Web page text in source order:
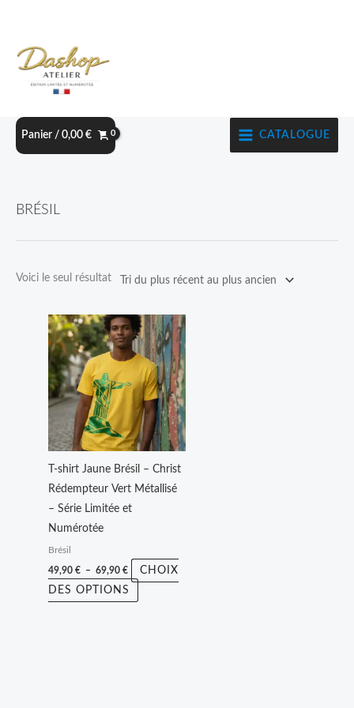
contenu
Panier /0,00€ CATALOGUE
BRÉSIL
Voici le seul résultat
T-shirt Jaune Brésil – Christ
Rédempteur Vert Métallisé
– Série Limitée et
Numérotée
Brésil
49,90€ – 69,90€
Plage
de
prix :
49,90 €
69,90 €
CHOIX
DES OPTIONS
Ce
produit
a
plusieurs
variations.
Les
options
page
du
produit